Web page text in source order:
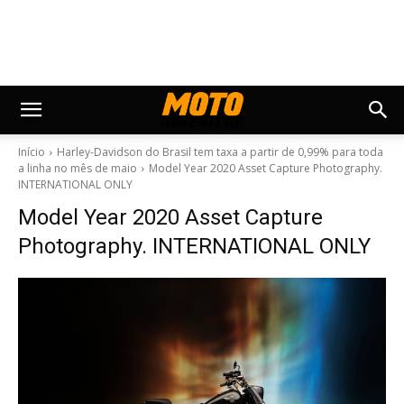
Início
Harley-Davidson do Brasil tem taxa a partir de 0,99% para toda
a linha no mês de maio
Model Year 2020 Asset Capture Photography.
INTERNATIONAL ONLY
Model Year 2020 Asset Capture
Photography. INTERNATIONAL ONLY